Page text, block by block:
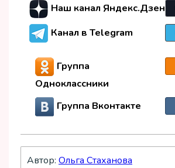
Наш канал Яндекс.Дзен
Канал в Telegram
Группа
Одноклассники
Группа Вконтакте
Автор: Ольга Стаханова